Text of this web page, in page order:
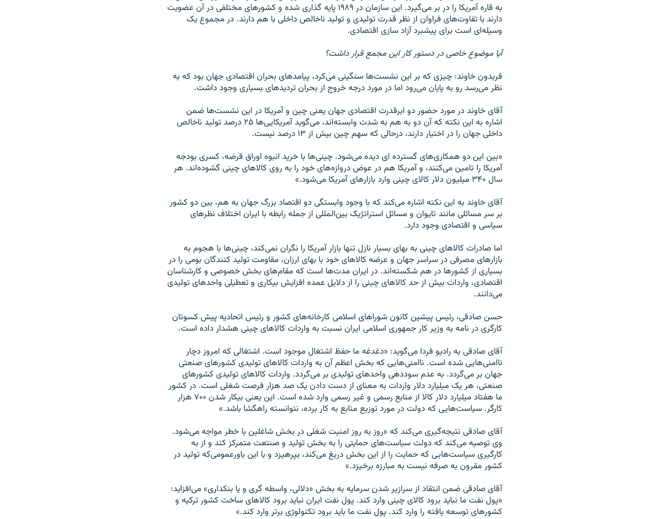
به قاره آمریکا را در بر می‌گیرد. این سازمان در ۱۹۸۹ پایه گذاری شده و کشورهای مختلفی در آن عضویت
دارند با تفاوت‌های فراوان از نظر قدرت تولیدی و تولید ناخالص داخلی با هم دارند. در مجموع یک
وسیله‌ای است برای پیشبرد آزاد سازی اقتصادی.
آیا موضوع خاصی در دستور کار این مجمع قرار داشت؟
فریدون خاوند: چیزی که بر این نشست‌ها سنگینی می‌کرد، پیامدهای بحران اقتصادی جهان بود که به
نظر می‌رسد رو به پایان می‌رود اما در مورد درجه خروج از بحران تردیدهای بسیاری وجود داشت.
آقای خاوند در مورد حضور دو ابرقدرت اقتصادی جهان یعنی چین و آمریکا در این نشست‌ها ضمن
اشاره به این نکته که آن دو به هم به شدت وابسته‌اند، می‌گوید آمریکایی‌ها ۲۵ درصد تولید ناخالص
داخلی جهان را در اختیار دارند، درحالی که سهم چین بیش از ۱۳ درصد نیست.
«بین این دو همکاری‌های گسترده ای دیده می‌شود. چینی‌ها با خرید انبوه اوراق قرضه، کسری بودجه
آمریکا را تامین می‌کنند، و آمریکا هم در عوض دروازه‌های خود را به روی کالاهای چینی گشوده‌اند. هر
سال ۳۴۰ میلیون دلار کالای چینی وارد بازارهای آمریکا می‌شود.»
آقای خاوند به این نکته اشاره می‌کند که با وجود وابستگی دو اقتصاد بزرگ جهان به هم، بین دو کشور
بر سر مسائلی مانند تایوان و مسائل استراتژیک بین‌المللی از جمله رابطه با ایران اختلاف نظرهای
سیاسی و اقتصادی وجود دارد.
اما صادرات کالاهای چینی به بهای بسیار نازل تنها بازار آمریکا را نگران نمی‌کند، چینی‌ها با هجوم به
بازارهای مصرفی در سراسر جهان و عرضه کالاهای خود با بهای ارزان، مقاومت تولید کنندگان بومی‌ را در
بسیاری از کشورها در هم شکسته‌اند. در ایران مدت‌ها است که مقام‌های بخش خصوصی و کارشناسان
اقتصادی، واردات بیش از حد کالاهای چینی را از دلایل عمده افزایش بیکاری و تعطیلی واحدهای تولیدی
می‌دانند.
حسن صادقی، رئیس پیشین کانون شوراهای اسلامی‌ کارخانه‌های کشور و رئیس اتحادیه پیش کسوتان
کارگری در نامه به وزیر کار جمهوری اسلامی‌ ایران نسبت به واردات کالاهای چینی هشدار داده است.
آقای صادقی به رادیو فردا می‌گوید: «دغدغه ما حفظ اشتغال موجود است. اشتغالی که امروز دچار
ناامنی‌هایی شده است. ناامنی‌هایی که بخش اعظم آن به واردات کالاهای تولیدی کشورهای صنعتی
جهان بر می‌گردد. به عدم سوددهی واحدهای تولیدی بر می‌گردد. واردات کالاهای تولیدی کشورهای
صنعتی، هر یک میلیارد دلار واردات به معنای از دست دادن یک صد هزار فرصت شغلی است. در کشور
ما هفتاد میلیارد دلار کالا از منابع رسمی‌ و غیر رسمی‌ وارد شده است. این یعنی بیکار شدن ۷۰۰ هزار
کارگر. سیاست‌هایی که دولت در مورد توزیع منابع به کار برده، نتوانسته راهگشا باشد.»
آقای صادقی نتیجه‌گیری می‌کند که «روز به روز امنیت شغلی در بخش شاغلین با خطر مواجه می‌شود.
وی توصیه می‌کند که دولت سیاست‌های حمایتی را به بخش تولید و صنتعت متمرکز کند و از به
کارگیری سیاست‌هایی که حمایت را از این بخش دریغ می‌کند، بپرهیزد و با این باورعمومی‌که تولید در
کشور مقرون به صرفه نیست به مبارزه برخیزد.»
آقای صادقی ضمن انتقاد از سرازیر شدن سرمایه به بخش «دلالی، واسطه گری و یا بنکداری» می‌افزاید:
«پول نفت ما نباید برود کالای چینی وارد کند. پول نفت ایران نباید برود کالاهای ساخت کشور ترکیه و
کشورهای توسعه یافته را وارد کند. پول نفت ما باید برود تکنولوژی برتر وارد کند.»